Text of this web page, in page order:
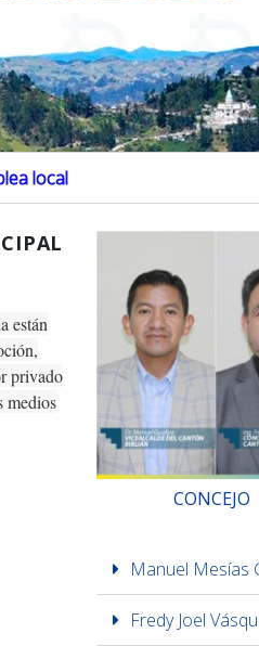
local
están
privado
medios
Manuel Mesías
Fredy Joel